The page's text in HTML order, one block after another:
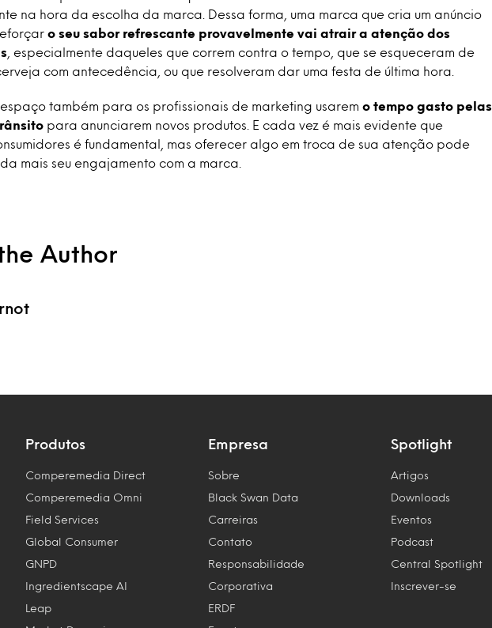
na hora da escolha da marca. Dessa forma, uma marca que cria um anúncio
o seu sabor refrescante provavelmente vai atrair a atenção dos
, especialmente daqueles que correm contra o tempo, que se esqueceram de
com antecedência, ou que resolveram dar uma festa de última hora.
também para os profissionais de marketing usarem o tempo gasto pelas
para anunciarem novos produtos. E cada vez é mais evidente que
é fundamental, mas oferecer algo em troca de sua atenção pode
mais seu engajamento com a marca.
Author
Produtos
Comperemedia Direct
Comperemedia Omni
Field Services
Global Consumer
GNPD
Ingredientscape AI
Leap
Empresa
Sobre
Black Swan Data
Carreiras
Contato
Responsabilidade
Corporativa
ERDF
Spotlight
Artigos
Downloads
Eventos
Podcast
Central Spotlight
Inscrever-se